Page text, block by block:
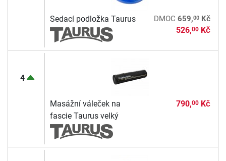
Sedací podložka Taurus DMOC 659,00Kč
526,00Kč
4
Masážní váleček na
fascie Taurus velký
790,00Kč